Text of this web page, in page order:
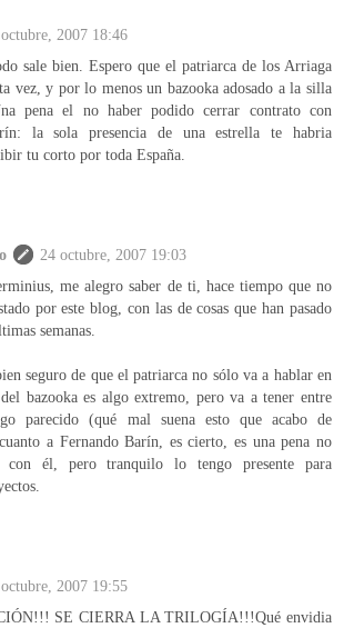
2007 18:46
sale bien. Espero que el patriarca de los Arriaga
vez, y por lo menos un bazooka adosado a la silla
pena el no haber podido cerrar contrato con
la sola presencia de una estrella te habria
tu corto por toda España.
24 octubre, 2007 19:03
me alegro saber de ti, hace tiempo que no
por este blog, con las de cosas que han pasado
semanas.
seguro de que el patriarca no sólo va a hablar en
bazooka es algo extremo, pero va a tener entre
parecido (qué mal suena esto que acabo de
a Fernando Barín, es cierto, es una pena no
con él, pero tranquilo lo tengo presente para
2007 19:55
SE CIERRA LA TRILOGÍA!!!Qué envidia